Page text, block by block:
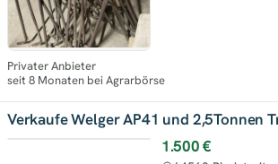
Privater Anbieter
seit 8 Monaten bei Agrarbörse
Verkaufe Welger AP41 und 2,5Tonnen
1.500 €